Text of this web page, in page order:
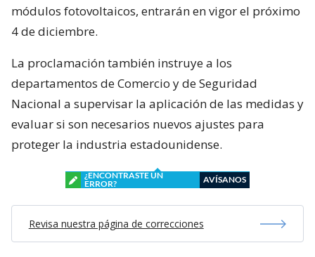
módulos fotovoltaicos, entrarán en vigor el próximo
4 de diciembre.
La proclamación también instruye a los
departamentos de Comercio y de Seguridad
Nacional a supervisar la aplicación de las medidas y
evaluar si son necesarios nuevos ajustes para
proteger la industria estadounidense.
¿ENCONTRASTE UN
ERROR?
AVÍSANOS
Revisa nuestra página de correcciones